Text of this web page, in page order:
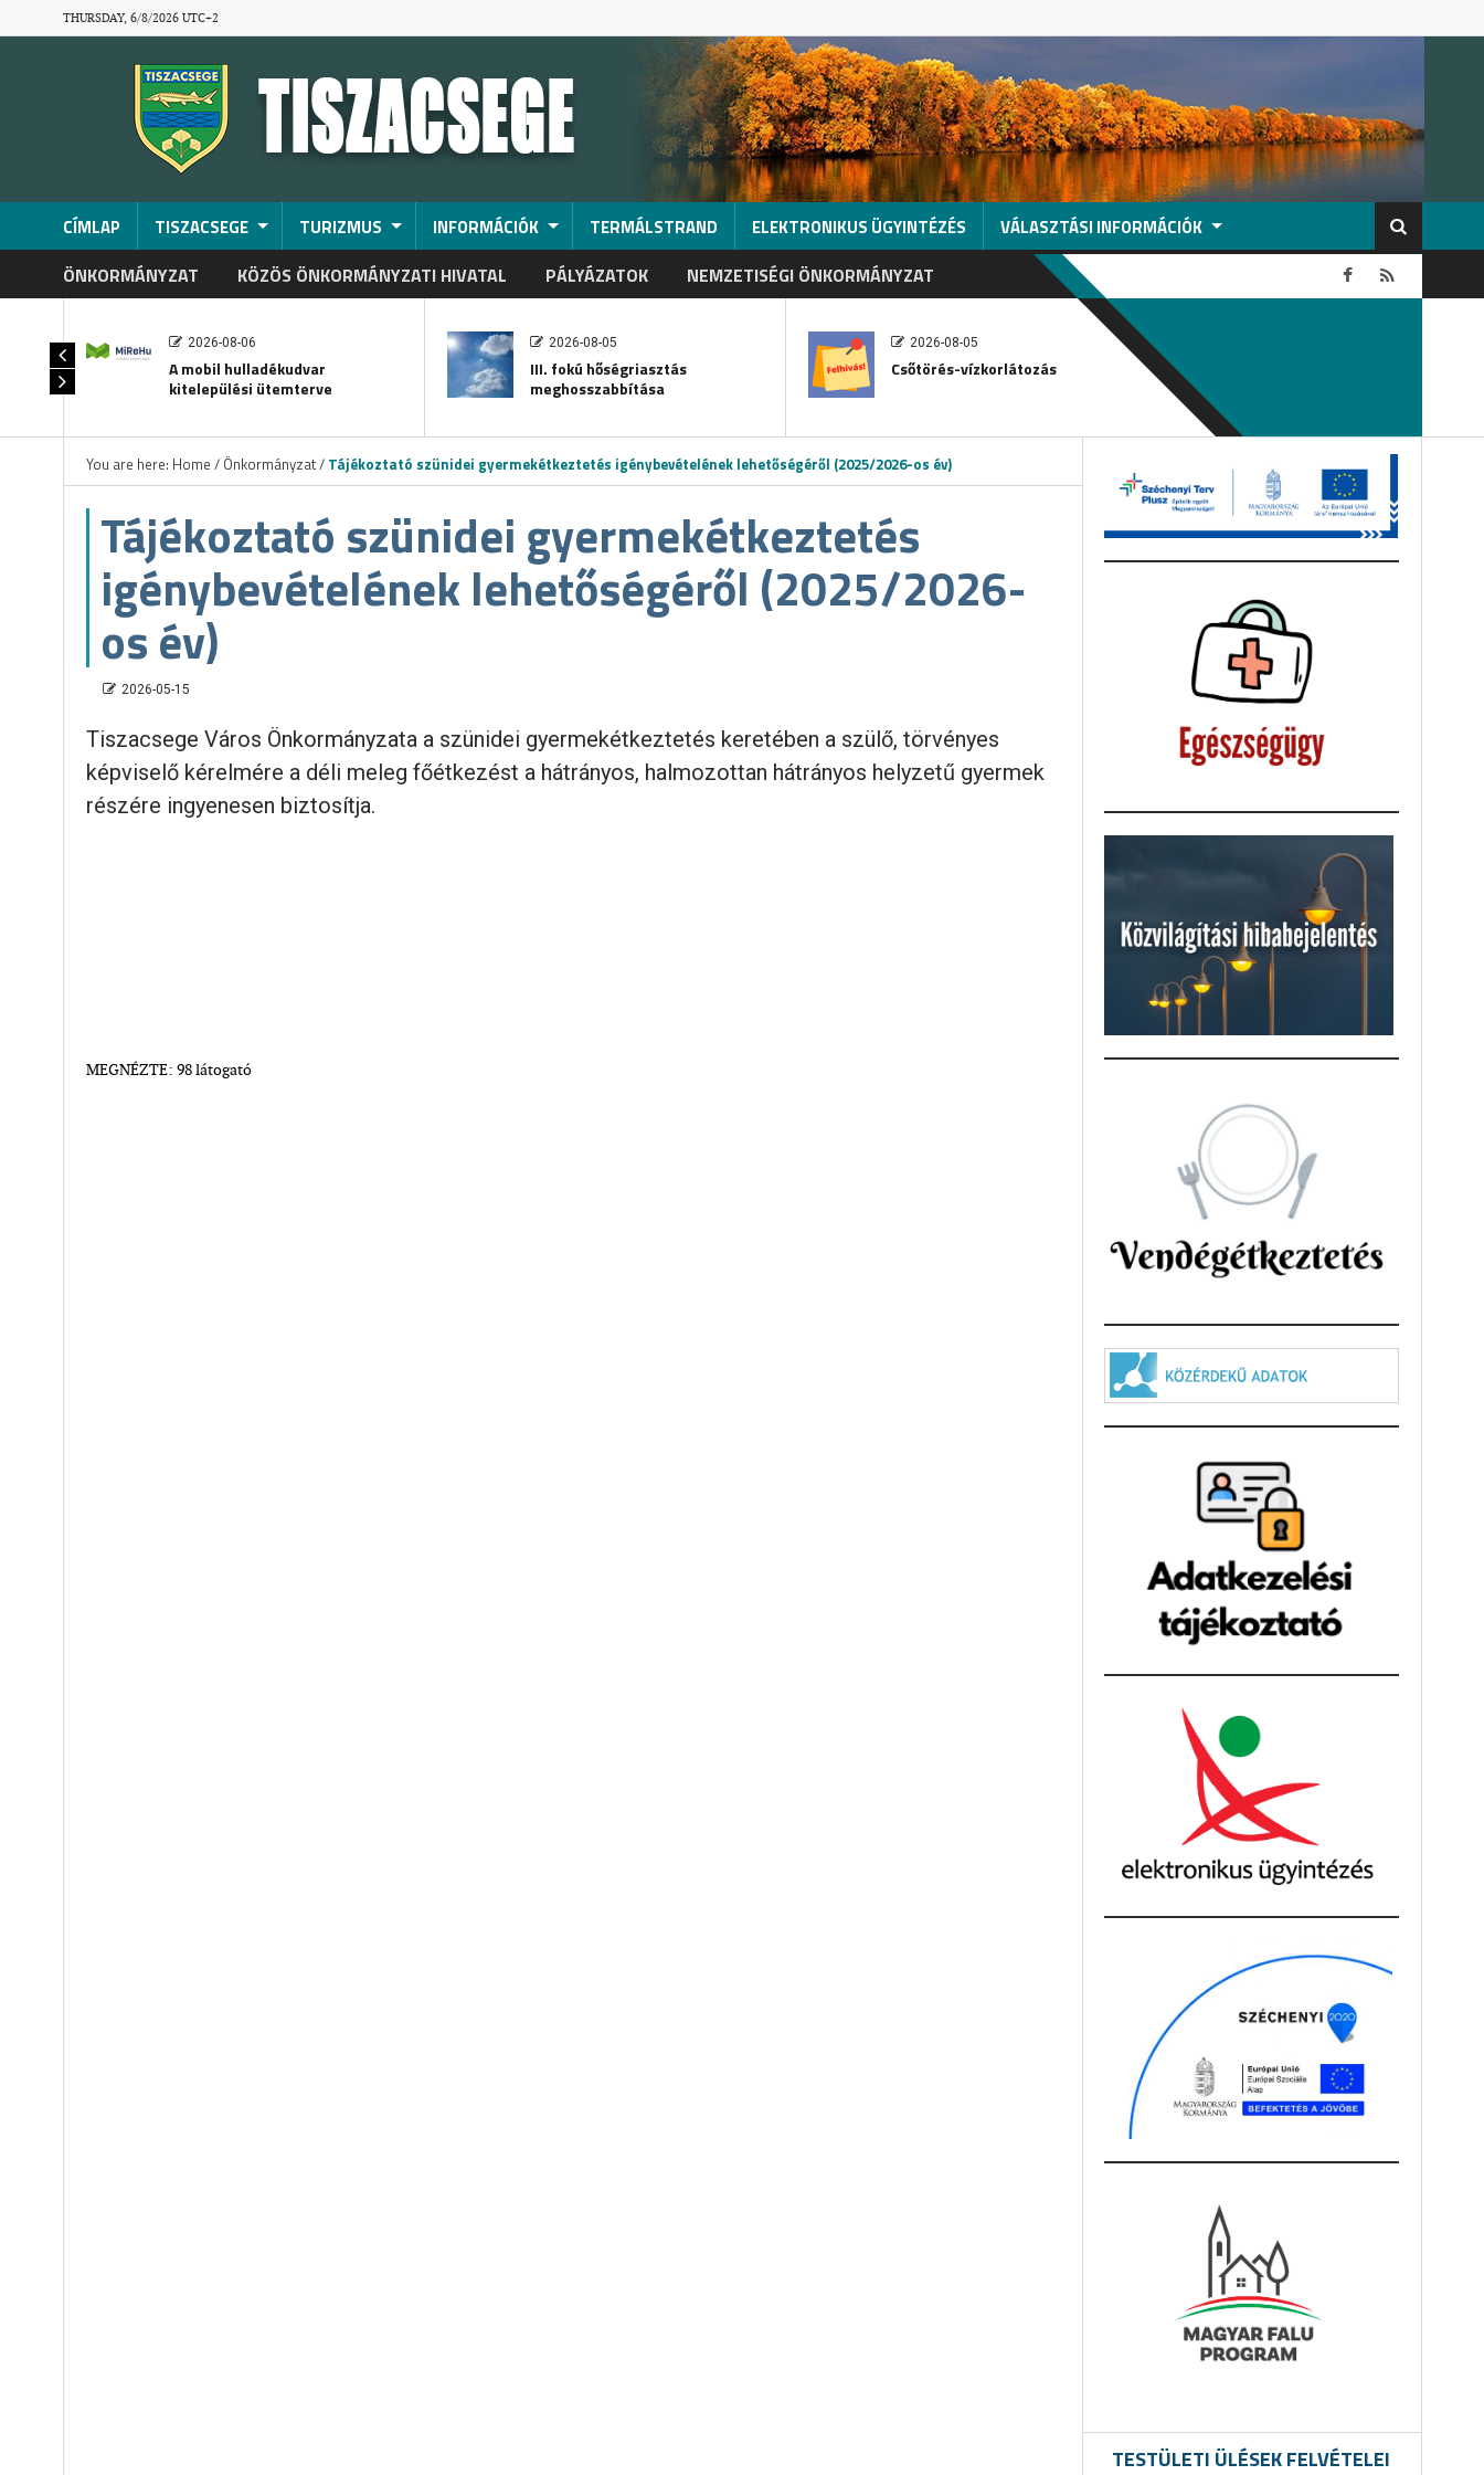
THURSDAY, 6/8/2026 UTC+2
CÍMLAP TISZACSEGE TURIZMUS INFORMÁCIÓK TERMÁLSTRAND ELEKTRONIKUS ÜGYINTÉZÉS VÁLASZTÁSI INFORMÁCIÓK
ÖNKORMÁNYZAT KÖZÖS ÖNKORMÁNYZATI HIVATAL PÁLYÁZATOK NEMZETISÉGI ÖNKORMÁNYZAT
2026-08-06
A mobil hulladékudvar
kitelepülési ütemterve
2026-08-05
III. fokú hőségriasztás
meghosszabbítása
2026-08-05
Csőtörés-vízkorlátozás
You are here: Home / Önkormányzat/ Tájékoztató szünidei gyermekétkeztetés igénybevételének lehetőségéről (2025/2026-os év)
Tájékoztató szünidei gyermekétkeztetés
igénybevételének lehetőségéről (2025/2026-
os év)
2026-05-15
Tiszacsege Város Önkormányzata a szünidei gyermekétkeztetés keretében a szülő, törvényes
képviselő kérelmére a déli meleg főétkezést a hátrányos, halmozottan hátrányos helyzetű gyermek
részére ingyenesen biztosítja.
MEGNÉZTE: 98 látogató
TESTÜLETI ÜLÉSEK FELVÉTELEI